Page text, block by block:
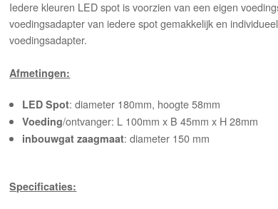
Iedere kleuren LED spot is voorzien van een eigen
voedingsadapter van iedere spot gemakkelijk en
voedingsadapter.
Afmetingen:
LED Spot: diameter 180mm, hoogte 58mm
Voeding/ontvanger: L 100mm x B 45mm x H 28mm
inbouwgat zaagmaat: diameter 150 mm
Specificaties: